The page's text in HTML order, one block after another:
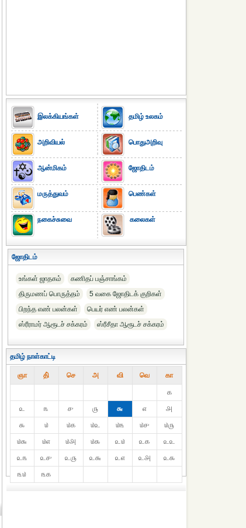
இலக்கியங்கள்
அறிவியல்
ஆன்மிகம்
மருத்துவம்
நகைச்சுவை
தமிழ் உலகம்
பொதுஅறிவு
ஜோதிடம்
பெண்கள்
கலைகள்
ஜோதிடம்
உங்கள் ஜாதகம்
கணிதப் பஞ்சாங்கம்
திருமணப் பொருத்தம்
5 வகை ஜோதிடக் குறிகள்
பிறந்த எண் பலன்கள்
பெயர் எண் பலன்கள்
ஸ்ரீராமர் ஆரூடச் சக்கரம்
ஸ்ரீசீதா ஆரூடச் சக்கரம்
தமிழ் நாள்காட்டி
ஞா தி் செ அ வி வெ கா
௧
௨
௩ ௪ ௫ ௬ ௭
௮
௯
௰ ௰௧ ௰௨ ௰௩ ௰௪
௰௫
௰௬
௰௭ ௰௮ ௰௯ ௨௰ ௨௧
௨௨
௨௩
௨௪ ௨௫ ௨௬ ௨௭ ௨௮
௨௯
௩௰
௩௧